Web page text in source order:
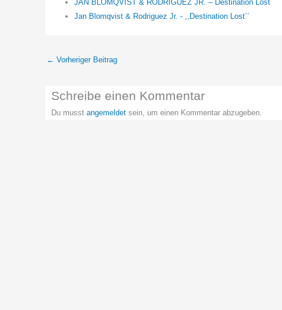
JAN BLOMQVIST & RODRIGUEZ JR. – Destination Lost
Jan Blomqvist & Rodriguez Jr. - ,,Destination Lost´´
← Vorheriger Beitrag
Schreibe einen Kommentar
Du musst angemeldet sein, um einen Kommentar abzugeben.